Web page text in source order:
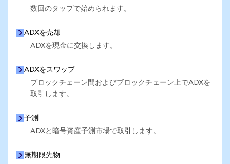
数回のタップで始められます。
ADXを売却
ADXを現金に交換します。
ADXをスワップ
ブロックチェーン間およびブロックチェーン上でADXを
取引します。
予測
ADXと暗号資産予測市場で取引します。
無期限先物